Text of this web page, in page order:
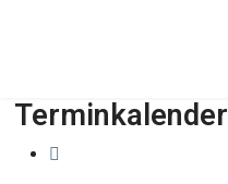
Terminkalender